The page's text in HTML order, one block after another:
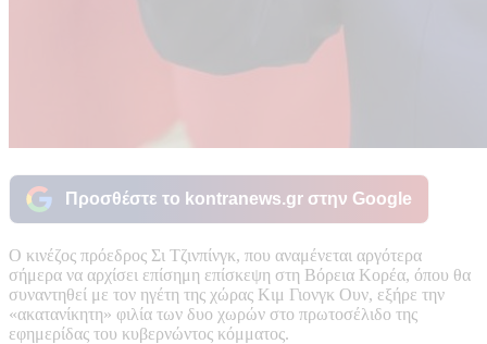
Προσθέστε το kontranews.gr στην Google
Ο κινέζος πρόεδρος Σι Τζινπίνγκ, που αναμένεται αργότερα
σήμερα να αρχίσει επίσημη επίσκεψη στη Βόρεια Κορέα, όπου θα
συναντηθεί με τον ηγέτη της χώρας Κιμ Γιονγκ Ουν, εξήρε την
«ακατανίκητη» φιλία των δυο χωρών στο πρωτοσέλιδο της
εφημερίδας του κυβερνώντος κόμματος.